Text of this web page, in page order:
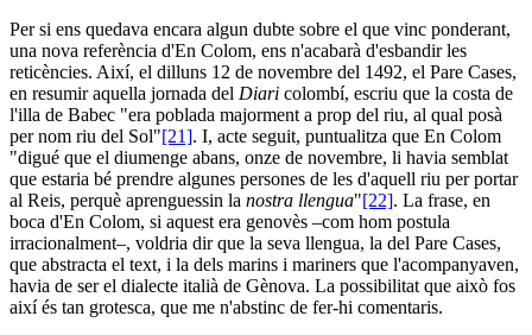
Per si ens quedava encara algun dubte sobre el que vinc ponderant,
una nova referència d'En Colom, ens n'acabarà d'esbandir les
reticències. Així, el dilluns 12 de novembre del 1492, el Pare Cases,
en resumir aquella jornada del Diari colombí, escriu que la costa de
l'illa de Babec "era poblada majorment a prop del riu, al qual posà
per nom riu del Sol"[21]. I, acte seguit, puntualitza que En Colom
"digué que el diumenge abans, onze de novembre, li havia semblat
que estaria bé prendre algunes persones de les d'aquell riu per portar
al Reis, perquè aprenguessin la nostra llengua"[22]. La frase, en
boca d'En Colom, si aquest era genovès –com hom postula
irracionalment–, voldria dir que la seva llengua, la del Pare Cases,
que abstracta el text, i la dels marins i mariners que l'acompanyaven,
havia de ser el dialecte italià de Gènova. La possibilitat que això fos
així és tan grotesca, que me n'abstinc de fer-hi comentaris.